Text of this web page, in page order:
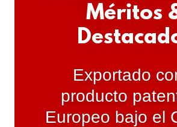
Méritos
Exportado
producto
Europeo bajo el